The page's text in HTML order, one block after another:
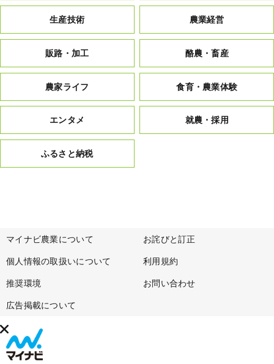
生産技術 農業経営
販路・加工 酪農・畜産
農家ライフ 食育・農業体験
エンタメ 就農・採用
ふるさと納税
マイナビ農業について お詫びと訂正
個人情報の取扱いについて 利用規約
推奨環境 お問い合わせ
広告掲載について